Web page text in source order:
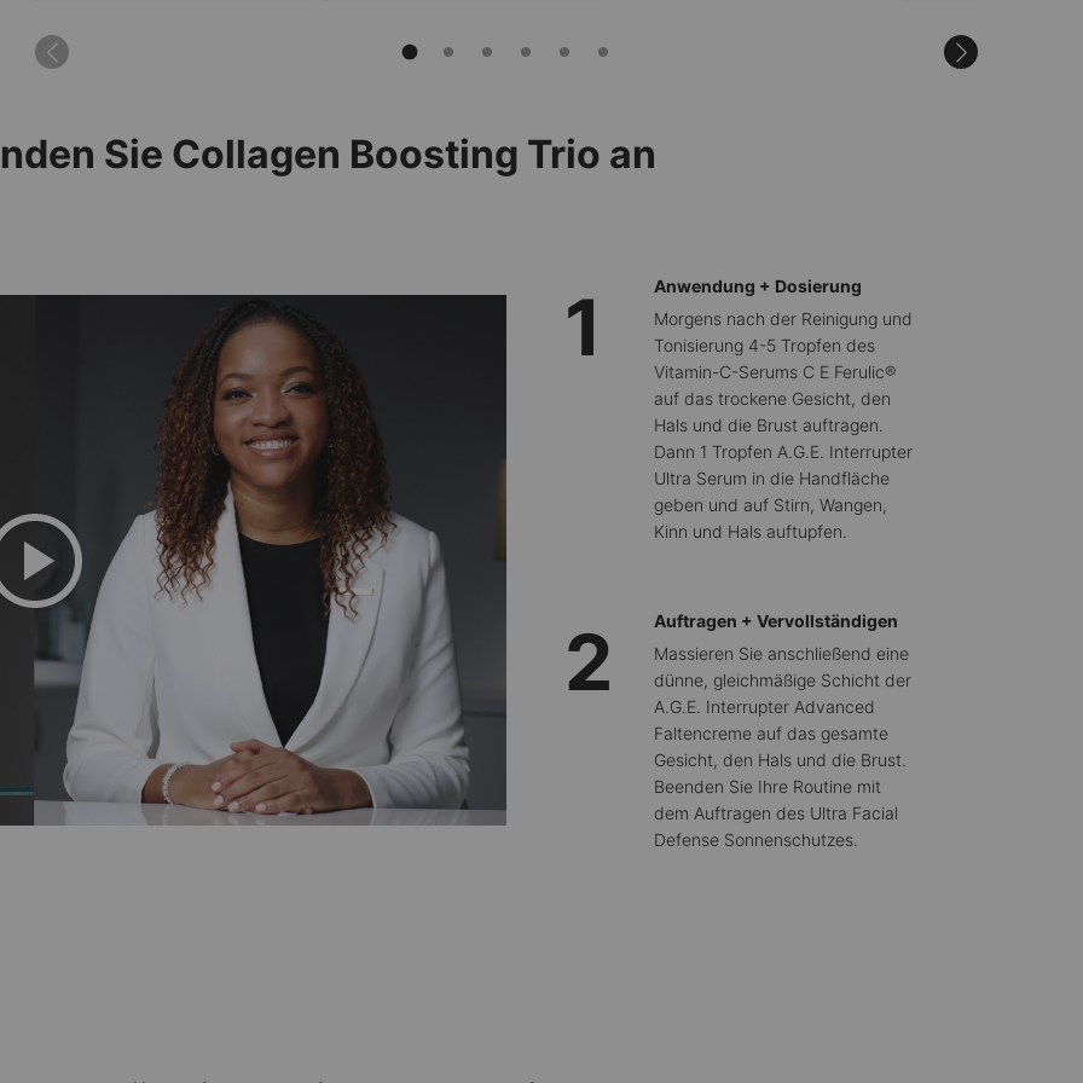
bietet.
Sie Collagen Boosting Trio an
1
Anwendung + Dosierung
Morgens nach der Reinigung und
Tonisierung 4-5 Tropfen des
Vitamin-C-Serums C E Ferulic®
auf das trockene Gesicht, den
Hals und die Brust auftragen.
Dann 1 Tropfen A.G.E. Interrupter
Ultra Serum in die Handfläche
geben und auf Stirn, Wangen,
Kinn und Hals auftupfen.
2
Auftragen + Vervollständigen
Massieren Sie anschließend eine
dünne, gleichmäßige Schicht der
A.G.E. Interrupter Advanced
Faltencreme auf das gesamte
Gesicht, den Hals und die Brust.
Beenden Sie Ihre Routine mit
dem Auftragen des Ultra Facial
Defense Sonnenschutzes.